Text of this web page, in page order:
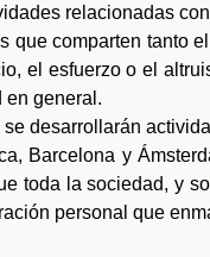
relacionadas
que comparten tanto
el esfuerzo o el
en general.
se desarrollarán
Barcelona y
toda la sociedad, y
personal que